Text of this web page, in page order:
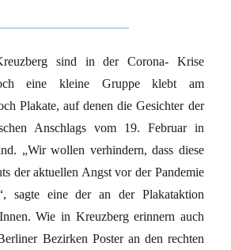
sind in der Corona- Krise
eine kleine Gruppe klebt am
Plakate, auf denen die Gesichter der
Anschlags vom 19. Februar in
„Wir wollen verhindern, dass diese
der aktuellen Angst vor der Pandemie
sagte eine der an der Plakataktion
Wie in Kreuzberg erinnern auch
Bezirken Poster an den rechten